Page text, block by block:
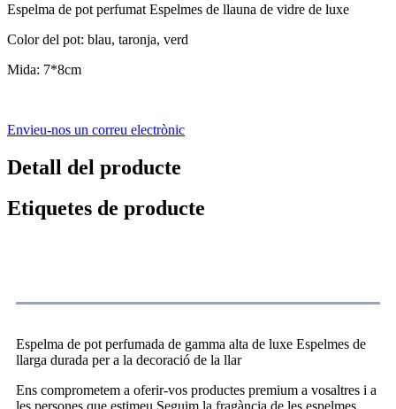
Espelma de pot perfumat Espelmes de llauna de vidre de luxe
Color del pot: blau, taronja, verd
Mida: 7*8cm
Envieu-nos un correu electrònic
Detall del producte
Etiquetes de producte
Espelma de pot perfumada de gamma alta de luxe Espelmes de
llarga durada per a la decoració de la llar
Ens comprometem a oferir-vos productes premium a vosaltres i a